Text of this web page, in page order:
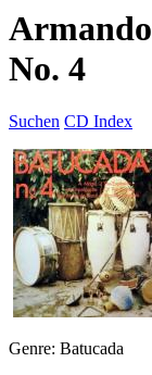
No. 4
Suchen CD Index
Genre: Batucada